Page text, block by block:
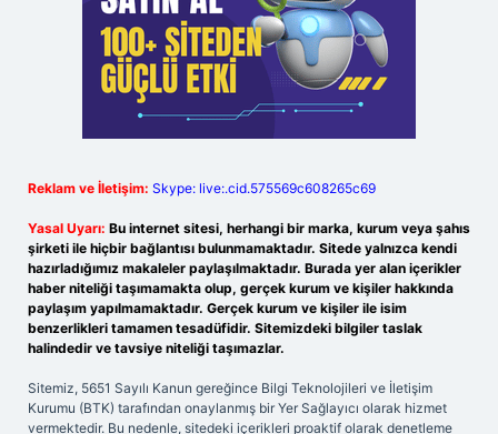
Reklam ve İletişim: Skype: live:.cid.575569c608265c69
Yasal Uyarı: Bu internet sitesi, herhangi bir marka, kurum veya şahıs
şirketi ile hiçbir bağlantısı bulunmamaktadır. Sitede yalnızca kendi
hazırladığımız makaleler paylaşılmaktadır. Burada yer alan içerikler
haber niteliği taşımamakta olup, gerçek kurum ve kişiler hakkında
paylaşım yapılmamaktadır. Gerçek kurum ve kişiler ile isim
benzerlikleri tamamen tesadüfidir. Sitemizdeki bilgiler taslak
halindedir ve tavsiye niteliği taşımazlar.
Sitemiz, 5651 Sayılı Kanun gereğince Bilgi Teknolojileri ve İletişim
Kurumu (BTK) tarafından onaylanmış bir Yer Sağlayıcı olarak hizmet
vermektedir. Bu nedenle, sitedeki içerikleri proaktif olarak denetleme